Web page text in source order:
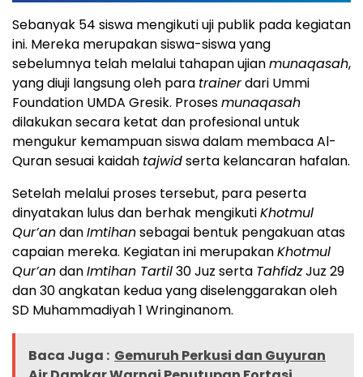
Sebanyak 54 siswa mengikuti uji publik pada kegiatan
ini. Mereka merupakan siswa-siswa yang
sebelumnya telah melalui tahapan ujianmunaqasah,
yang diuji langsung oleh para trainerdari Ummi
Foundation UMDA Gresik. Prosesmunaqasah
dilakukan secara ketat dan profesional untuk
mengukur kemampuan siswa dalam membaca Al-
Quran sesuai kaidah tajwidserta kelancaran hafalan.
Setelah melalui proses tersebut, para peserta
dinyatakan lulus dan berhak mengikutiKhotmul
Qur’andanImtihansebagai bentuk pengakuan atas
capaian mereka. Kegiatan ini merupakanKhotmul
Qur’andanImtihan Tartil30 Juz serta TahfidzJuz 29
dan 30 angkatan kedua yang diselenggarakan oleh
SD Muhammadiyah 1 Wringinanom.
Baca Juga : Gemuruh Perkusi dan Guyuran